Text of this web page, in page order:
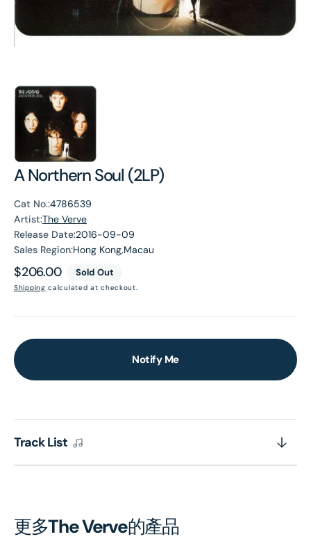
A Northern Soul (2LP)
Cat No.:4786539
Artist:The Verve
Release Date:2016-09-09
Sales Region:Hong Kong,Macau
Regular
price
$206.00 Sold Out
Shipping calculated at checkout.
Notify Me
Track List
更多The Verve的產品